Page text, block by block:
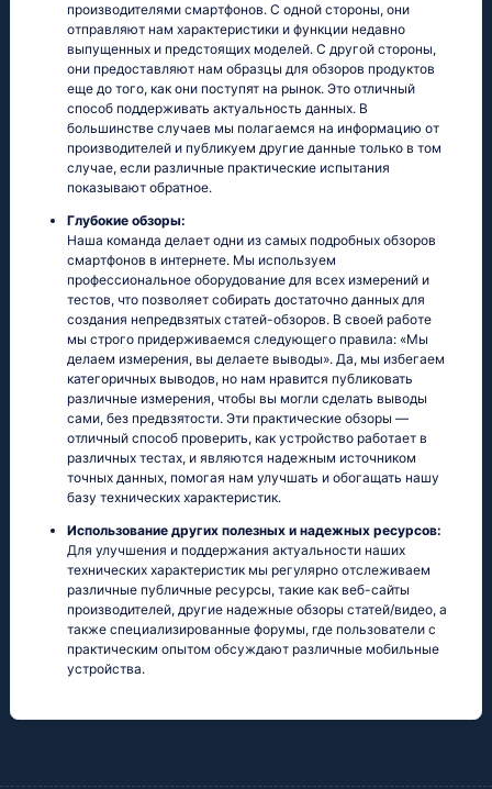
производителями смартфонов. С одной стороны, они
отправляют нам характеристики и функции недавно
выпущенных и предстоящих моделей. С другой стороны,
они предоставляют нам образцы для обзоров продуктов
еще до того, как они поступят на рынок. Это отличный
способ поддерживать актуальность данных. В
большинстве случаев мы полагаемся на информацию от
производителей и публикуем другие данные только в том
случае, если различные практические испытания
показывают обратное.
Глубокие обзоры:
Наша команда делает одни из самых подробных обзоров
смартфонов в интернете. Мы используем
профессиональное оборудование для всех измерений и
тестов, что позволяет собирать достаточно данных для
создания непредвзятых статей-обзоров. В своей работе
мы строго придерживаемся следующего правила: «Мы
делаем измерения, вы делаете выводы». Да, мы избегаем
категоричных выводов, но нам нравится публиковать
различные измерения, чтобы вы могли сделать выводы
сами, без предвзятости. Эти практические обзоры —
отличный способ проверить, как устройство работает в
различных тестах, и являются надежным источником
точных данных, помогая нам улучшать и обогащать нашу
базу технических характеристик.
Использование других полезных и надежных ресурсов:
Для улучшения и поддержания актуальности наших
технических характеристик мы регулярно отслеживаем
различные публичные ресурсы, такие как веб-сайты
производителей, другие надежные обзоры статей/видео, а
также специализированные форумы, где пользователи с
практическим опытом обсуждают различные мобильные
устройства.